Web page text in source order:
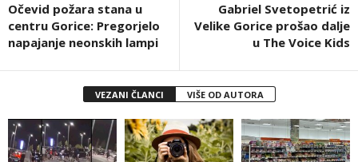
Očevid požara stana u
centru Gorice: Pregorjelo
napajanje neonskih lampi
Gabriel Svetopetrić iz
Velike Gorice prošao dalje
u The Voice Kids
VEZANI ČLANCI VIŠE OD AUTORA